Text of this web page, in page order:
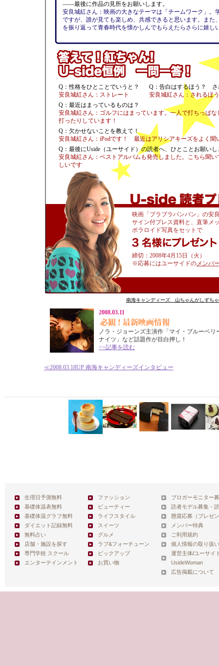
——最後に作品の見所をお願いします。
安良城紅さん： 映画の大きなテーマは「チームワーク」。
ですが、誰が見ても楽しめ、共感できると思います。また
を振り返って青春時代を懐かしんでもらえたらさらに嬉し
Q：性格をひとことでいうと？
安良城紅さん：ストレート
Q：告白はするほう？ さ
安良城紅さん：されるほ
Q：最近はまっているものは？
安良城紅さん：ゴルフにはまっています。一人で打ちっぱな
打ったりしています！
Q：欠かせないことを教えて！
安良城紅さん：iPodです！ 最近はアリシアキーズをよく聞
Q：最後にUside（ユーサイド）の読者へ、ひとことお願いし
安良城紅さん：ベストアルバムも発売しました。こちら聞
しいです
映画「ブラブラバンバン」の安
サイン付プレス資料と、直筆メ
ポラロイド写真をセットで
締切：2008年4月15日（火）
※応募にはユーサイドのメンバ
南海キャンディーズ 山ちゃんがしずち
2008.03.11
ノラ・ジョーンズ主演作「マイ・ブルーベリ
ナイツ」など話題作が目白押し！
>>記事を読む
≪2008.03.18UP 南海キャンディーズインタビュー
生理日予測無料
基礎体温表無料
基礎体温グラフ無料
ダイエット記録無料
無料占い
店舗・施設を探す
専門学校 スクール
エンターテインメント
ファッション
ビューティー
ライフスタイル
スイーツ
グルメ
ラブ&フォーチューン
ピックアップ
お買い物
ブロガーモニター
読者モデル募集・
懸賞応募（プレゼ
メンバー特典
ご利用規約
個人情報の取り扱
運営主体/ユーサイ
UsideWoman
広告掲載について